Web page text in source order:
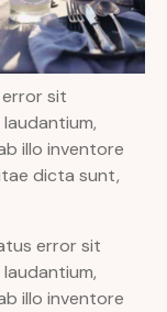
sit
illo inventore
dicta sunt,
error sit
illo inventore